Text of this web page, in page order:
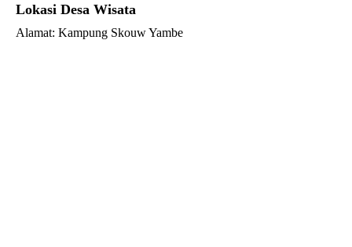
Lokasi Desa Wisata
Alamat: Kampung Skouw Yambe